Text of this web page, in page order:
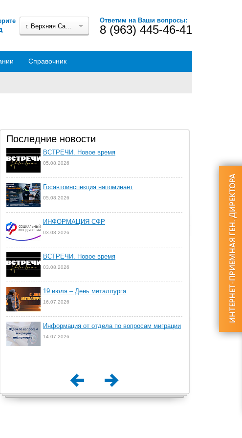
г. Верхняя Салда
Ответим на Ваши вопросы:
8 (963) 445-46-41
Справочник
Последние новости
ВСТРЕЧИ. Новое время
05.08.2026
Госавтоинспекция напоминает
05.08.2026
ИНФОРМАЦИЯ СФР
03.08.2026
ВСТРЕЧИ. Новое время
03.08.2026
19 июля – День металлурга
16.07.2026
Информация от отдела по вопросам миграции
14.07.2026